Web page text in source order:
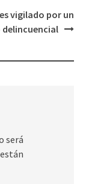
vigilado por un
delincuencial
será